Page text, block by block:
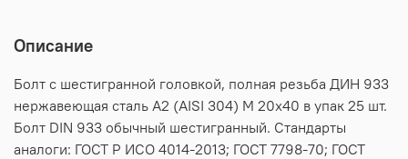
Описание
Болт с шестигранной головкой, полная резьба ДИН 933
нержавеющая сталь А2 (AISI 304) M 20х40 в упак 25 шт.
Болт DIN 933 обычный шестигранный. Стандарты
аналоги: ГОСТ Р ИСО 4014-2013; ГОСТ 7798-70; ГОСТ